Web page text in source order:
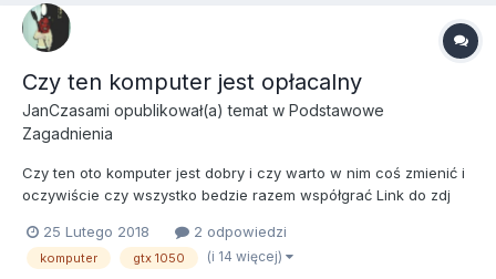
Czy ten komputer jest opłacalny
JanCzasami opublikował(a) temat w Podstawowe
Zagadnienia
Czy ten oto komputer jest dobry i czy warto w nim coś zmienić i
oczywiście czy wszystko bedzie razem współgrać Link do zdj
25 Lutego 2018
2 odpowiedzi
komputer gtx 1050 (i 14 więcej)